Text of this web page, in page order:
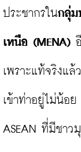
ประชากรในกลุ่ม
เหนือ (MENA) อี
เพราะแท้จริงแ
เข้าท่าอยู่ไม่น้อ
ASEAN ที่มีชาว